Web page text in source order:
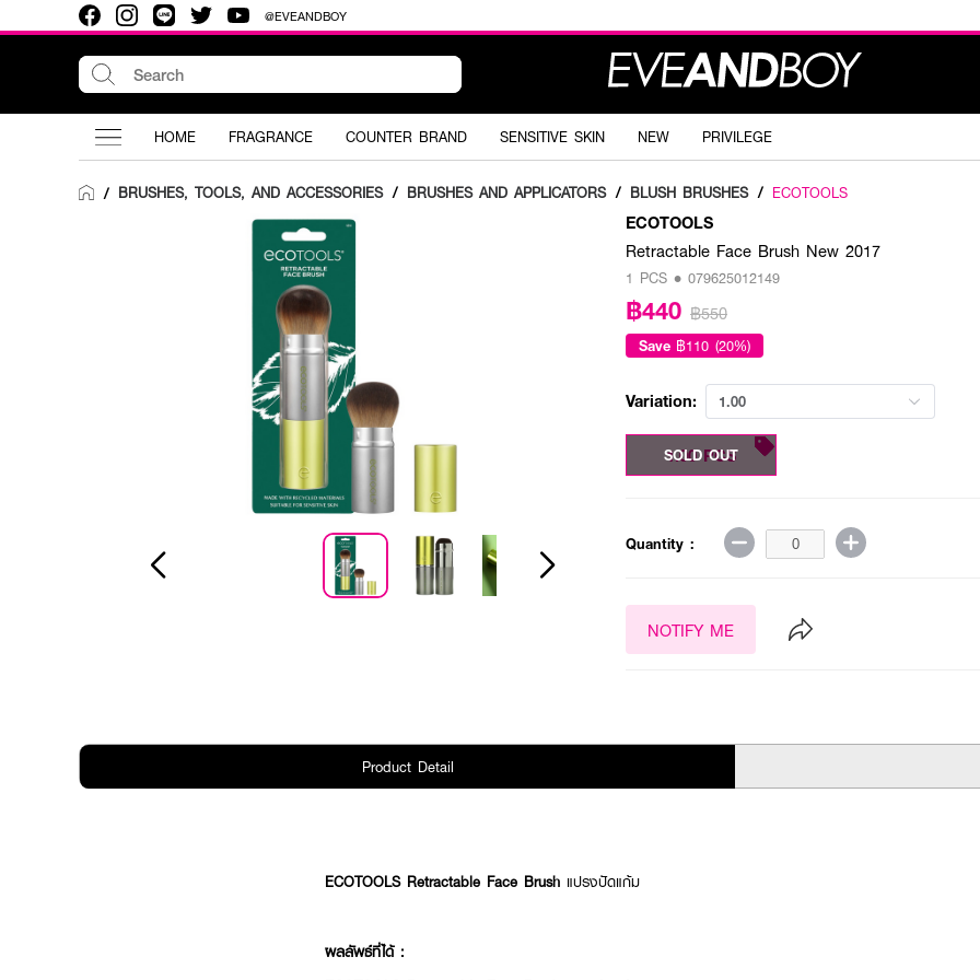
@EVEANDBOY
HOME FRAGRANCE COUNTER BRAND SENSITIVE SKIN NEW PRIVILEGE
/ BRUSHES, TOOLS, AND ACCESSORIES / BRUSHES AND APPLICATORS / BLUSH BRUSHES / ECOTOOLS
ECOTOOLS
Retractable Face Brush New 2017
1 PCS • 079625012149
฿440 ฿550
Save ฿110 (20%)
Variation: 1.00
1.00 PCS
SOLD OUT
Quantity :
NOTIFY ME
Product Detail
ECOTOOLS Retractable Face Brush แปรงปัดแก้ม
ผลลัพธ์ที่ได้ :